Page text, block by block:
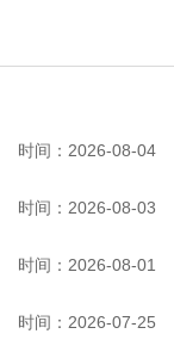
时间：2026-08-04
时间：2026-08-03
时间：2026-08-01
时间：2026-07-25